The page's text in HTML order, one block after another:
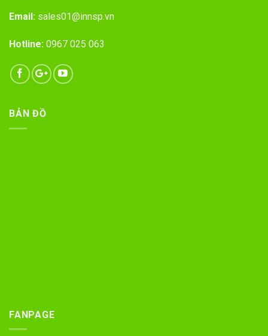
Email: sales01@innsp.vn
Hotline: 0967 025 063
BẢN ĐỒ
FANPAGE